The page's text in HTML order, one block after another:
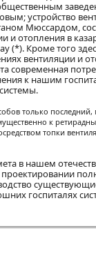
устройство
Мюссардом,
и отопления в
(*). Кроме того
вентиляции и
современная
к нашим
только
к
топки
в нашем
госпиталях